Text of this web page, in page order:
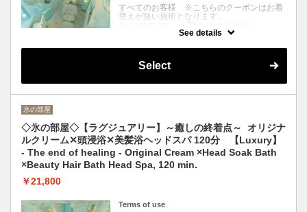
すべてのお客様 ※こちらのクーポンはお着
替えが無い施術となります。
treatment without a change of clothes.
〈超絶リラックスしたい方〉温冷浴とアロマ
首・肩・デコルテを指圧でしっかりマッサー
ジ。ドライ&ブローまでお仕上げ付
Heat and cold bath and aroma-scented
cream are used to slowly massage the scalp,
and the neck, shoulders, and décolleté are
massaged firmly with shiatsu. Includes
finishing touches such as drying and blow-
drying.
See details
Select
氷の部屋
◇氷の部屋◇【ラグジュアリー】～癒しの終着点～ オリジナ
ルクリーム✕頭浸浴✕美髪浴ヘッドスパ 120分 【Luxury】
- The end of healing - Original Cream ×Head Soak Bath
×Beauty Hair Bath Head Spa, 120 min.
￥21,800
Terms of use